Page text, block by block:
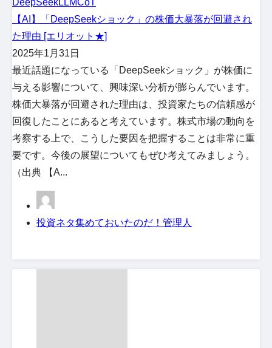
DeepSeekLLMCoT
【AI】「DeepSeekショック」の株価大暴落が回避され
た理由 [エリオット★]
2025年1月31日
最近話題になっている「DeepSeekショック」が株価に
与える影響について、興味深い分析が膨らんでいます。
株価大暴落が回避された理由は、投資家たちの信頼感が
回復したことにあると考えています。株式市場の動向を
考察する上で、こうした要因を把握することは非常に重
要です。今後の展望についてもぜひ考えてみましょう。
（出典 【A...
投資ネタ集めておいたのだ！管理人